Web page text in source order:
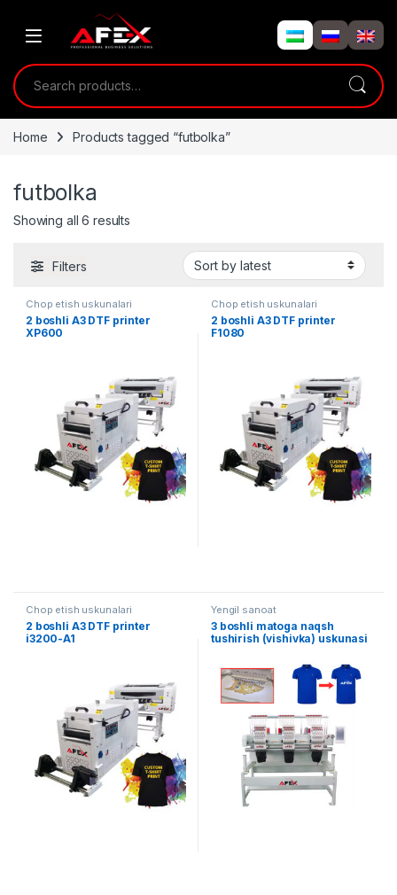
Search for:
Home Products tagged “futbolka”
futbolka
Showing all 6 results
Filters
Chop etish uskunalari
2 boshli A3 DTF printer
XP600
Chop etish uskunalari
2 boshli A3 DTF printer
F1080
Chop etish uskunalari
2 boshli A3 DTF printer
i3200-A1
Yengil sanoat
3 boshli matoga naqsh
tushirish (vishivka) uskunasi